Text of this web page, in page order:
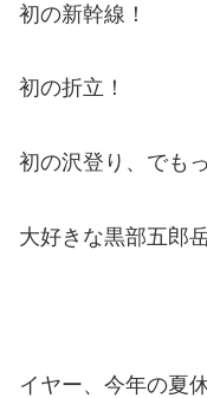
初の新幹線！
初の折立！
初の沢登り、でも
大好きな黒部五郎岳
イヤー、今年の夏